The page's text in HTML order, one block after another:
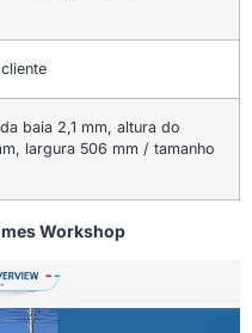
baia 2,1 mm, altura do
largura 506 mm / tamanho
Workshop